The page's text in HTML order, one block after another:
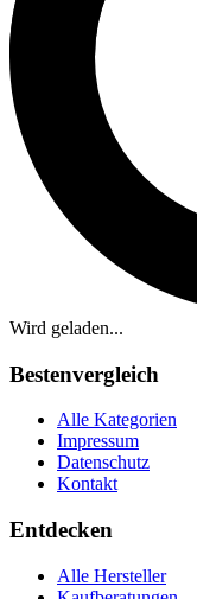
Wird geladen...
Bestenvergleich
Alle Kategorien
Impressum
Datenschutz
Kontakt
Entdecken
Alle Hersteller